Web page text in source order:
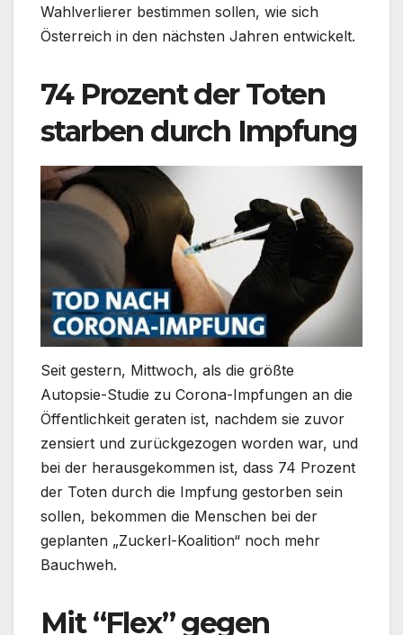
Wahlverlierer bestimmen sollen, wie sich
Österreich in den nächsten Jahren entwickelt.
74 Prozent der Toten
starben durch Impfung
Seit gestern, Mittwoch, als die größte
Autopsie-Studie zu Corona-Impfungen an die
Öffentlichkeit geraten ist, nachdem sie zuvor
zensiert und zurückgezogen worden war, und
bei der herausgekommen ist, dass 74 Prozent
der Toten durch die Impfung gestorben sein
sollen, bekommen die Menschen bei der
geplanten „Zuckerl-Koalition“ noch mehr
Bauchweh.
Mit “Flex” gegen